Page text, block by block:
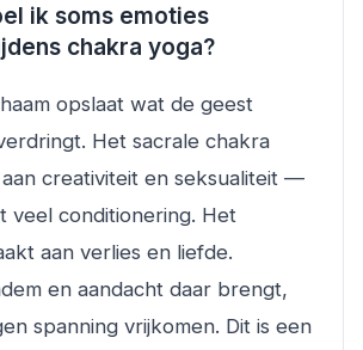
ik soms emoties
chakra yoga?
opslaat wat de geest
Het sacrale chakra
creativiteit en seksualiteit —
veel conditionering. Het
aan verlies en liefde.
en aandacht daar brengt,
spanning vrijkomen. Dit is een